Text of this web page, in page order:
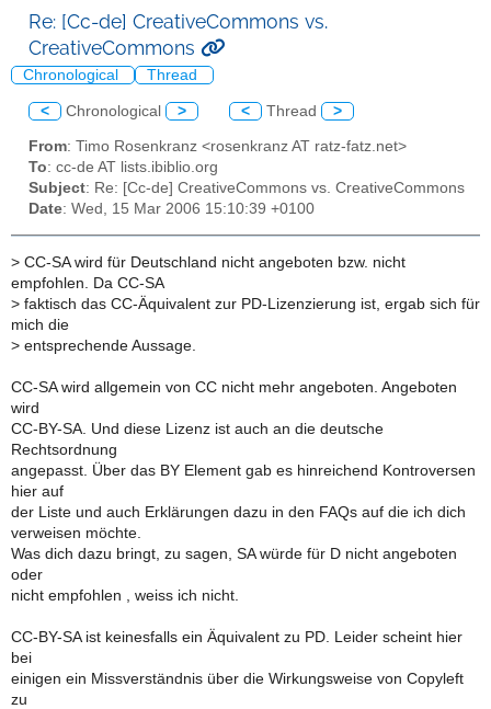
Re: [Cc-de] CreativeCommons vs.
CreativeCommons
Chronological Thread
< Chronological > < Thread >
From: Timo Rosenkranz <rosenkranz AT ratz-fatz.net>
To: cc-de AT lists.ibiblio.org
Subject: Re: [Cc-de] CreativeCommons vs. CreativeCommons
Date: Wed, 15 Mar 2006 15:10:39 +0100
> CC-SA wird für Deutschland nicht angeboten bzw. nicht
empfohlen. Da CC-SA
> faktisch das CC-Äquivalent zur PD-Lizenzierung ist, ergab sich für
mich die
> entsprechende Aussage.
CC-SA wird allgemein von CC nicht mehr angeboten. Angeboten
wird
CC-BY-SA. Und diese Lizenz ist auch an die deutsche
Rechtsordnung
angepasst. Über das BY Element gab es hinreichend Kontroversen
hier auf
der Liste und auch Erklärungen dazu in den FAQs auf die ich dich
verweisen möchte.
Was dich dazu bringt, zu sagen, SA würde für D nicht angeboten
oder
nicht empfohlen , weiss ich nicht.
CC-BY-SA ist keinesfalls ein Äquivalent zu PD. Leider scheint hier
bei
einigen ein Missverständnis über die Wirkungsweise von Copyleft
zu